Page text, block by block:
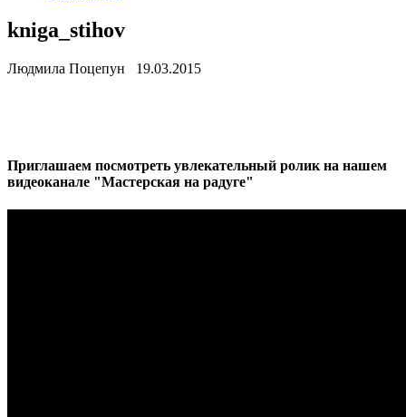
kniga_stihov
Людмила Поцепун 19.03.2015
Приглашаем посмотреть увлекательный ролик на нашем
видеоканале "Мастерская на радуге"